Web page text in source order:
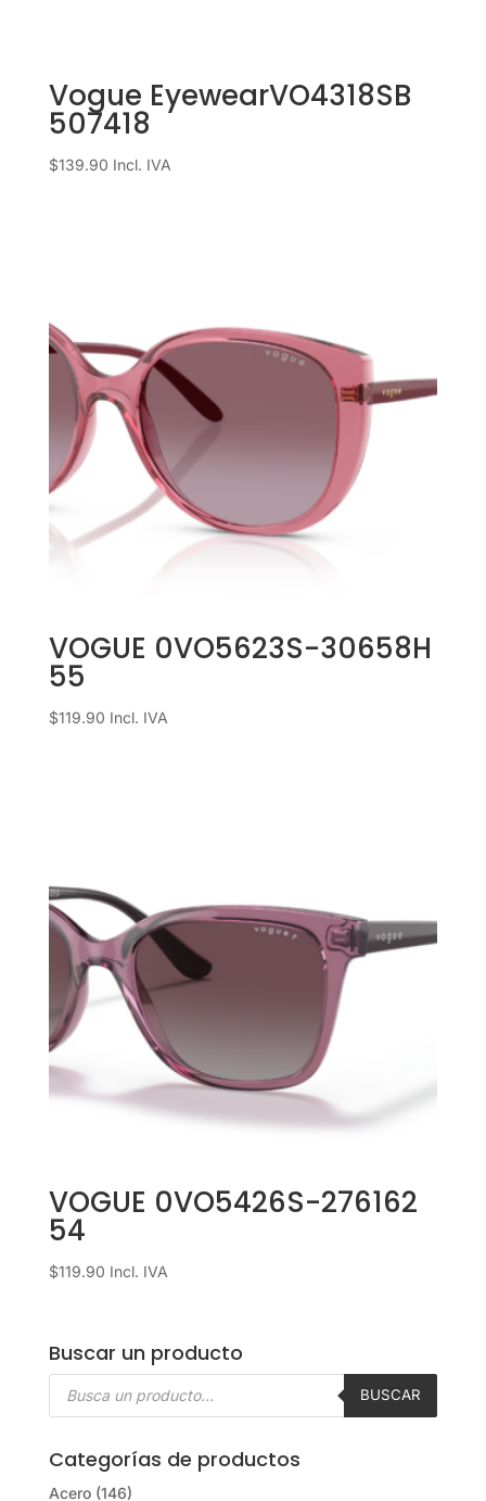
Vogue EyewearVO4318SB
507418
$139.90 Incl. IVA
VOGUE 0VO5623S-30658H
55
$119.90 Incl. IVA
VOGUE 0VO5426S-276162
54
$119.90 Incl. IVA
Buscar un producto
Búsqueda
BUSCAR
Categorías de productos
Acero (146)